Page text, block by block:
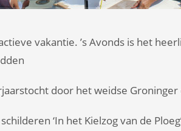
vakantie. ’s Avonds is het
door het weidse Groninger
‘In het Kielzog van de